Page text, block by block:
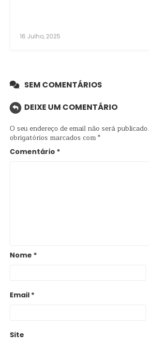
16 Julho, 2025
SEM COMENTÁRIOS
DEIXE UM COMENTÁRIO
O seu endereço de email não será publicado.
obrigatórios marcados com*
Comentário *
Nome *
Email *
Site